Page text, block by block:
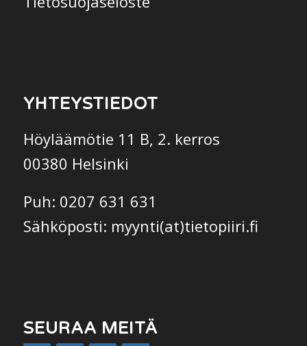
YHTEYSTIEDOT
Höyläämötie 11 B, 2. kerros
00380 Helsinki
Puh: 0207 631 631
Sähköposti: myynti(at)tietopiiri.fi
SEURAA MEITÄ